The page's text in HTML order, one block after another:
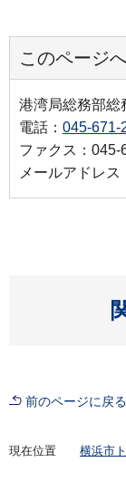
このページ
港湾局総務部総
電話： 045-671-
ファクス：045-
メールアドレス
前のページに戻る
現在位置 横浜市
港湾業